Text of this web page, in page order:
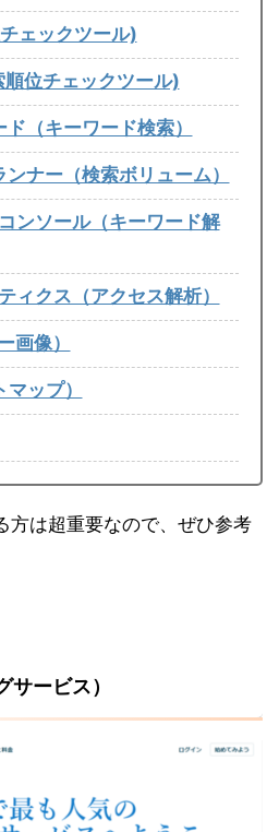
ェックツール)
位チェックツール)
（キーワード検索）
ナー（検索ボリューム）
ンソール（キーワード解
ィクス（アクセス解析）
画像）
ップ）
方は超重要なので、ぜひ参考
ービス）